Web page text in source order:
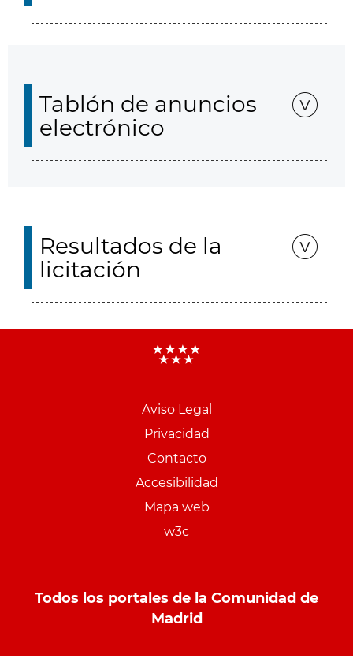
Tablón de anuncios
electrónico
Resultados de la
licitación
Aviso Legal
Privacidad
Contacto
Accesibilidad
Mapa web
w3c
Todos los portales de la Comunidad de
Madrid